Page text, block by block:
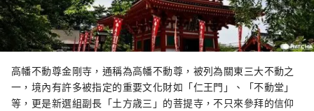
高幡不動尊金剛寺，通稱為高幡不動尊，被列為關東三大不動之
一，境內有許多被指定的重要文化財如「仁王門」、「不動堂」
等，更是新選組副長「土方歳三」的菩提寺，不只來參拜的信仰